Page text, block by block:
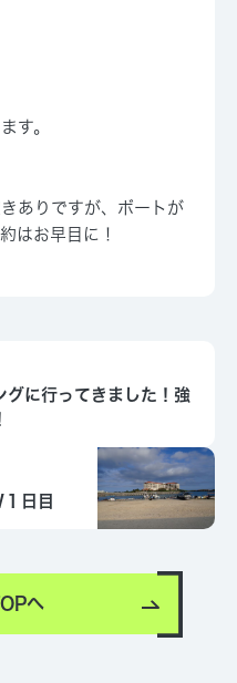
す。
ありですが、ボートが
はお早目に！
グに行ってきました！強
日目
へ